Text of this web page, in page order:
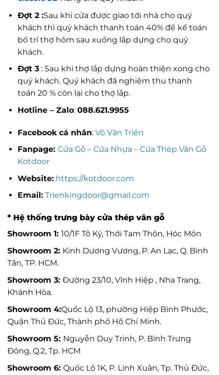
Đợt 2 :Sau khi cửa được giao tới nhà cho quý
khách thì quý khách thanh toán 40% để kế toán
bố trí thợ hôm sau xuống lắp dựng cho quý
khách.
Đợt 3: Sau khi thợ lắp dựng hoàn thiện xong cho
quý khách. Quý khách đã nghiệm thu thanh
toán 20 % còn lại cho thợ lắp.
Hotline – Zalo: 088.621.9955
Facebook cá nhân: Võ Văn Triển
Fanpage: Cửa Gỗ – Cửa Nhựa – Cửa Thép Vân Gỗ
Kotdoor
Website: https://kotdoor.com
Email: Trienkingdoor@gmail.com
* Hệ thống trưng bày cửa thép vân gỗ
Showroom 1: 10/1F Tô Ký, Thới Tam Thôn, Hóc Môn
Showroom 2: Kinh Dương Vương, P. An Lạc, Q. Bình
Tân, TP. HCM.
Showroom 3: Đường 23/10, Vĩnh Hiệp , Nha Trang,
Khánh Hòa.
Showroom 4:Quốc Lộ 13, phường Hiệp Bình Phước,
Quận Thủ Đức, Thành phố Hồ Chí Minh.
Showroom 5: Nguyễn Duy Trinh, P. Bình Trưng
Đông, Q.2, Tp. HCM
Showroom 6: Quốc Lộ 1K, P. Linh Xuân, Tp. Thủ Đức,